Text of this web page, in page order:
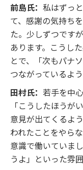
前島氏： 私はずっ
て、感謝の気持ち
た。少しずつです
あります。こうし
とで、「次もパナ
つながっているよう
田村氏： 若手を中
「こうしたほうが
意見が出てくるよ
われたことをやら
意識で働いていま
うよ」といった雰